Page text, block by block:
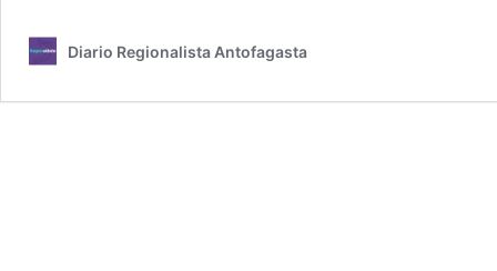
Diario Regionalista Antofagasta